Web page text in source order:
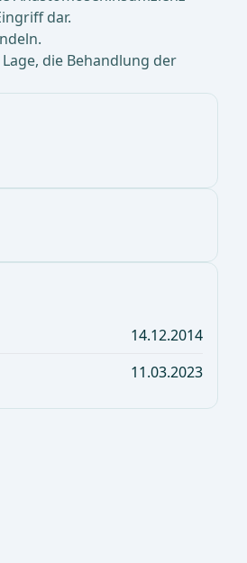
14.12.2014
11.03.2023
dar.
die Behandlung der